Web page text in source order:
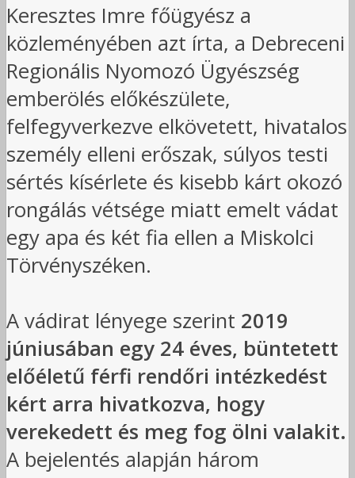
Keresztes Imre főügyész a
közleményében azt írta, a Debreceni
Regionális Nyomozó Ügyészség
emberölés előkészülete,
felfegyverkezve elkövetett, hivatalos
személy elleni erőszak, súlyos testi
sértés kísérlete és kisebb kárt okozó
rongálás vétsége miatt emelt vádat
egy apa és két fia ellen a Miskolci
Törvényszéken.
A vádirat lényege szerint 2019
júniusában egy 24 éves, büntetett
előéletű férfi rendőri intézkedést
kért arra hivatkozva, hogy
verekedett és meg fog ölni valakit.
A bejelentés alapján három